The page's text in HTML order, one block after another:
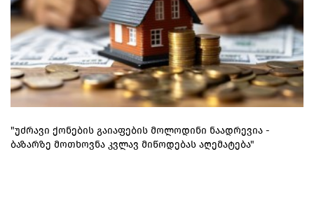
"უძრავი ქონების გაიაფების მოლოდინი ნაადრევია -
ბაზარზე მოთხოვნა კვლავ მიწოდებას აღემატება"